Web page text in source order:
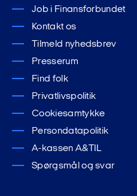
Job i Finansforbundet
Kontakt os
Tilmeld nyhedsbrev
Presserum
Find folk
Privatlivspolitik
Cookiesamtykke
Persondatapolitik
A-kassen A&TIL
Spørgsmål og svar